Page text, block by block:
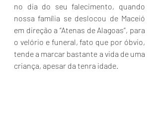
no dia do seu falecimento, quando
nossa família se deslocou de Maceió
em direção a “Atenas de Alagoas”, para
o velório e funeral, fato que por óbvio,
tende a marcar bastante a vida de uma
criança, apesar da tenra idade.